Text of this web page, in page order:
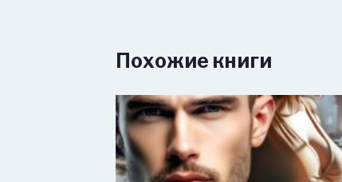
Похожие книги